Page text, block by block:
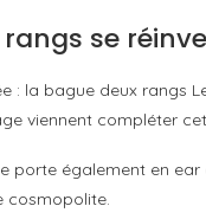
se
: la bague deux rangs
viennent compléter
porte également en
cosmopolite.